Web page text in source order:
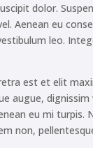
dolor.
Aenean eu
leo.
est et elit
augue, dignissim
eu mi turpis.
non,